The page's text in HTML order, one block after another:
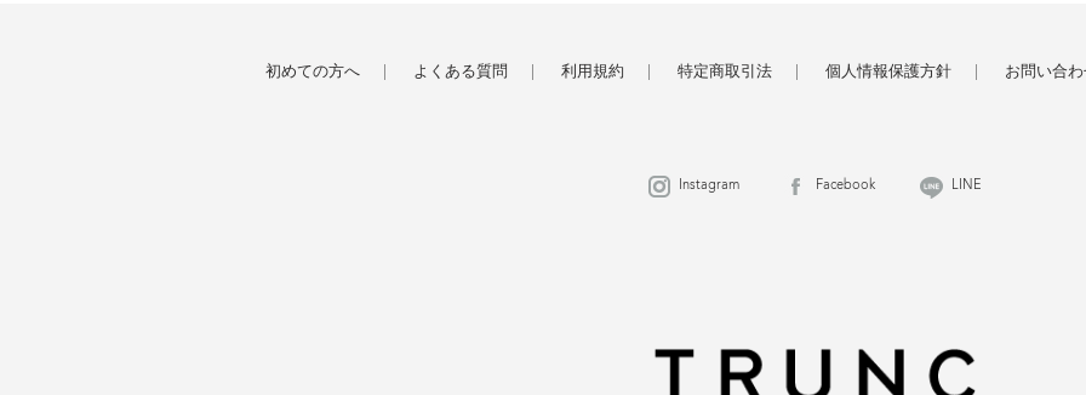
初めての方へ よくある質問 利用規約 特定商取引法 個人情報保護方針 お問い合
Instagram Facebook LINE